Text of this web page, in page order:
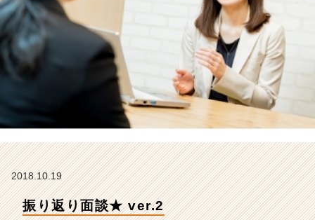
の
タ
イ
ラ
イ
ン】
|
ャ
ー・
2018.10.19
振り返り面談★ ver.2